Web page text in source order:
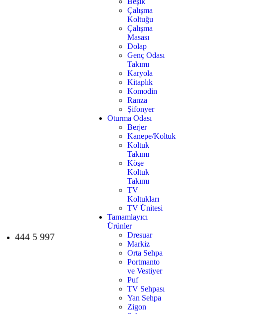
444 5 997
Çalışma
Koltuğu
Çalışma
Masası
Dolap
Genç Odası
Takımı
Karyola
Kitaplık
Komodin
Ranza
Şifonyer
Oturma Odası
Berjer
Kanepe/Koltuk
Koltuk
Takımı
Köşe
Koltuk
Takımı
TV
Koltukları
TV Ünitesi
Tamamlayıcı
Ürünler
Dresuar
Markiz
Orta Sehpa
Portmanto
ve Vestiyer
Puf
TV Sehpası
Yan Sehpa
Zigon